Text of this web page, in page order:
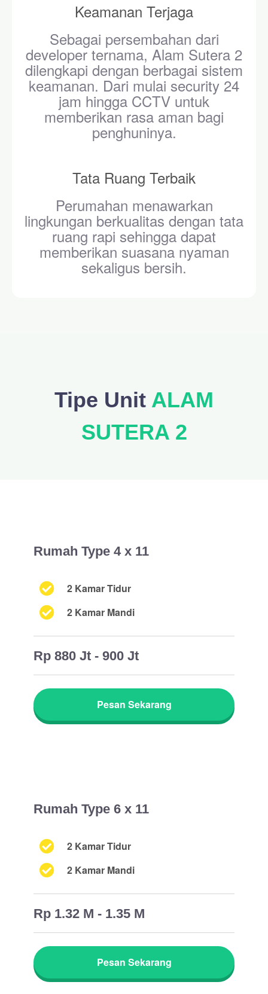
Keamanan Terjaga
Sebagai persembahan dari
developer ternama, Alam Sutera 2
dilengkapi dengan berbagai sistem
keamanan. Dari mulai security 24
jam hingga CCTV untuk
memberikan rasa aman bagi
penghuninya.
Tata Ruang Terbaik
Perumahan menawarkan
lingkungan berkualitas dengan tata
ruang rapi sehingga dapat
memberikan suasana nyaman
sekaligus bersih.
Tipe Unit ALAM
SUTERA 2
Rumah Type 4 x 11
2 Kamar Tidur
2 Kamar Mandi
Rp 880 Jt - 900 Jt
Pesan Sekarang
Rumah Type 6 x 11
2 Kamar Tidur
2 Kamar Mandi
Rp 1.32 M - 1.35 M
Pesan Sekarang